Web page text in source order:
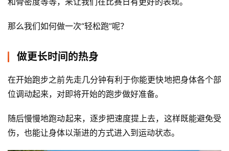
那么我们如何做一次“轻松跑”呢？
做更长时间的热身
在开始跑步之前先走几分钟有利于你能更快地把身体各个部
位调动起来，对即将开始的跑步做好准备。
随后慢慢地跑动起来，逐步把速度提上去，这样既能避免受
伤，也能让身体以渐进的方式进入到运动状态。